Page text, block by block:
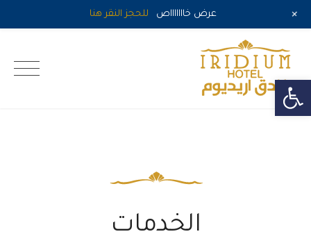
Open toolbar
الخدمات
عرض خاااااااص للحجز النقر هنا +